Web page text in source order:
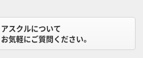
アスクルについて
お気軽にご質問ください。